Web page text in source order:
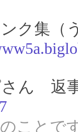
ク集（
さん 返
のことで